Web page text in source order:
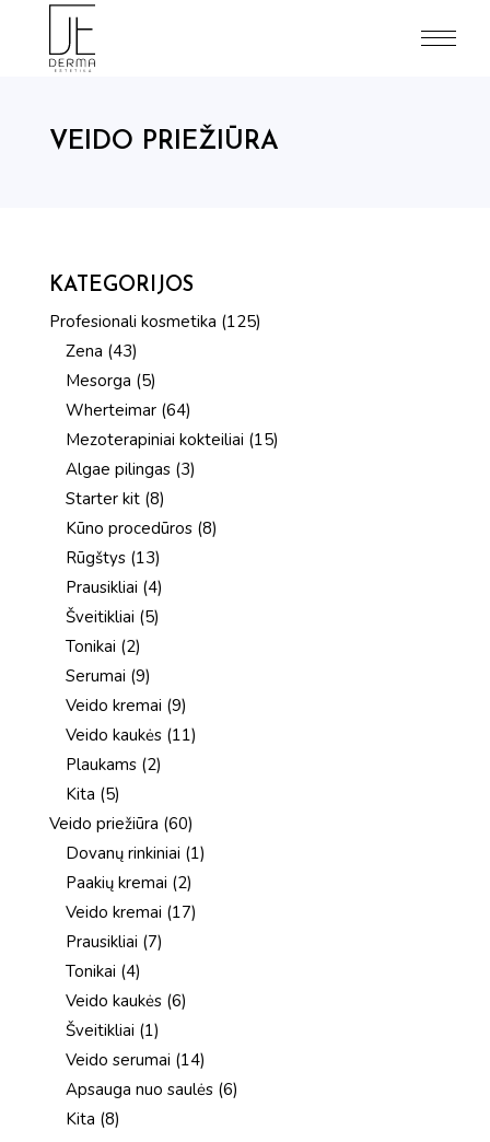
content
VEIDO PRIEŽIŪRA
KATEGORIJOS
Profesionali kosmetika 125125
produktai
Zena 4343
produktai
Mesorga 55
produktai
Wherteimar 6464
produktai
Mezoterapiniai kokteiliai 1515
produktų
Algae pilingas 33
produktai
Starter kit 88
produktai
Kūno procedūros 88
produktai
Rūgštys 1313
produktų
Prausikliai 44
produktai
Šveitikliai 55
produktai
Tonikai 22
produktai
Serumai 99
produktai
Veido kremai 99
produktai
Veido kaukės 1111
produktų
Plaukams 22
produktai
Kita 55
produktai
Veido priežiūra 6060
produktų
Dovanų rinkiniai 11
produktas
Paakių kremai 22
produktai
Veido kremai 1717
produktų
Prausikliai 77
produktai
Tonikai 44
produktai
Veido kaukės 66
produktai
Šveitikliai 11
produktas
Veido serumai 1414
produktų
Apsauga nuo saulės 66
produktai
Kita 88
produktai